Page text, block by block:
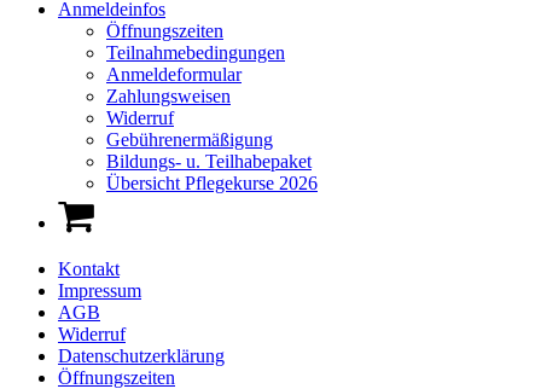
Anmeldeinfos
Öffnungszeiten
Teilnahmebedingungen
Anmeldeformular
Zahlungsweisen
Widerruf
Gebührenermäßigung
Bildungs- u. Teilhabepaket
Übersicht Pflegekurse 2026
Kontakt
Impressum
AGB
Widerruf
Datenschutzerklärung
Öffnungszeiten